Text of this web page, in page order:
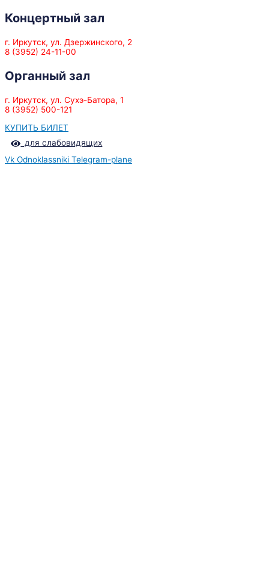
Концертный зал
г. Иркутск, ул. Дзержинского, 2
8 (3952) 24-11-00
Органный зал
г. Иркутск, ул. Сухэ-Батора, 1
8 (3952) 500-121
КУПИТЬ БИЛЕТ
для слабовидящих
Vk Odnoklassniki Telegram-plane